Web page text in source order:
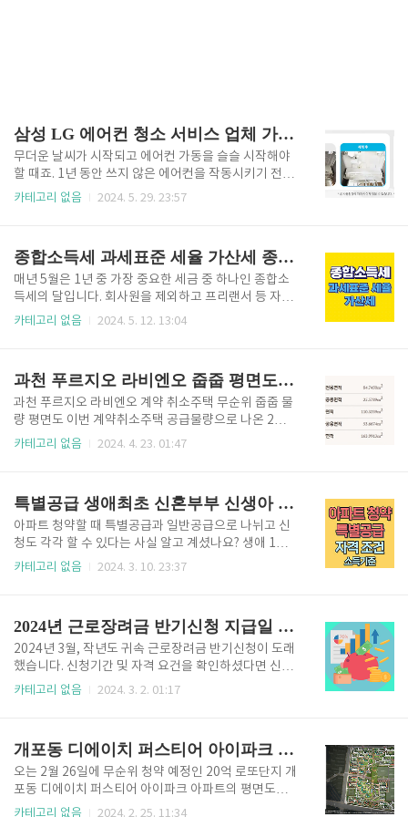
삼성 LG 에어컨 청소 서비스 업체 가격 비용 견적 비교
무더운 날씨가 시작되고 에어컨 가동을 슬슬 시작해야
할 때죠. 1년 동안 쓰지 않은 에어컨을 작동시키기 전에
먼저 에어컨 청소를 해야 곰팡이균을 제거하고 쾨쾨한
을 알아본 것들을 알려드릴게요. 삼성 에어컨 청소 서비
스 삼성 에어컨이라면 삼성에서 공식적으로 가전제품
케어해주는 프로그램인 삼성케어플러스를 이용하여 청
소를 맡길 수 있습니다. 아무래도 삼성 제품을 가장 잘
아는 전문 기사님이 오셔서 세척해 주시니 믿음이 더 가
네요. 삼성 에어컨청..
카테고리 없음 2024. 5. 29. 23:57
종합소득세 과세표준 세율 가산세 종류 금액
매년 5월은 1년 중 가장 중요한 세금 중 하나인 종합소
득세의 달입니다. 회사원을 제외하고 프리랜서 등 자유
로운 직종의 경우 소득발생은 다음해 5월에 신고해야
습니다. 종합소득세 과세표준 세율 누진공제 세금은
세금 자체도 어렵지만 용어가 참 어려운데요. 종합소득
세 관련 용어부터 간단히 살펴볼게요. 먼저 과세표준이
란 소득, 재산, 소비 등 다양한 항목에 대한 세금을 산정
하기 위해 마련한 기준으로 세금 부과하는데 가장 기본
니다. 즉, 종합소득세 세율을 구..
카테고리 없음 2024. 5. 12. 13:04
과천 푸르지오 라비엔오 줍줍 평면도 및 르센토 데시앙 중복 청약 가능 여부 확인
과천 푸르지오 라비엔오 계약 취소주택 무순위 줍줍 물
량 평면도 이번 계약취소주택 공급물량으로 나온 2세대
는 모두 전용면적 84타입으로 실평수 약 34평에 해당
흔히 타워형으로 불리는 복도처럼 긴 통로가 있는 구조
로 안방 드레스룸이 큼직하게 나와 있고 긴 복도 형태가
세련된 현대식 구조로 젊은 층에 인기가 많은 타입이라
고 볼 수 있습니다. 84E (일반공급 1세대 타입) 84E타
입은 4베이 판상형으로 주방과 거실 창의 맞통풍이 가
라비엔오와 ..
카테고리 없음 2024. 4. 23. 01:47
특별공급 생애최초 신혼부부 신생아 청년 다자녀 노부모 중소기업 자격 조건 소득 기준
아파트 청약할 때 특별공급과 일반공급으로 나뉘고 신
청도 각각 할 수 있다는 사실 알고 계셨나요? 생애 1번
의 기회가 주어지는 특별공급 신청은 자격만 갖춘다면
하므로 다소 경쟁이 적습니다. 따라서 원하는 아파트 단
지 청약을 한다면 특별공급이 더 유리하겠죠? 오늘은
특별공급의 뜻, 종류, 각 자격 조건 및 소득 기준을 꼼꼼
히 확인해 보겠습니다. 특별공급 종류 특별공급의 종류
는 다음과 같습니다. ✅ 특별공급 신청 자격별 구분 기관
공급 외국인 특별공급 이전..
카테고리 없음 2024. 3. 10. 23:37
2024년 근로장려금 반기신청 지급일 신청방법 금액
2024년 3월, 작년도 귀속 근로장려금 반기신청이 도래
했습니다. 신청기간 및 자격 요건을 확인하셨다면 신청
방법을 확인하셔야겠죠. 국세청에서 대상자에게 안내
을 받을 수 있습니다. 신청기간을 놓치면 추가 신청이
어려우니 꼭 기한 내에 신청하시고 혜택 챙기세요. 근로
장려금 반기 신청 방법 1. ARS 전화 신청하기 🔽(좌) 음
성 ARS (우) 보이는 ARS 신청방법 ※은행코드 ✔ 보이
카테고리 없음 2024. 3. 2. 01:17
개포동 디에이치 퍼스티어 아이파크 평면도 단지배치도 무순위 줍줍
오는 2월 26일에 무순위 청약 예정인 20억 로또단지 개
포동 디에이치 퍼스티어 아이파크 아파트의 평면도와
단지배치도 알려드릴게요. 개포 디에이치 퍼스티어 아
카테고리 없음 2024. 2. 25. 11:34